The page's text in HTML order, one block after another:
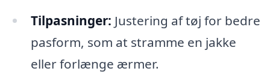
Tilpasninger: Justering af tøj for bedre
pasform, som at stramme en jakke
eller forlænge ærmer.